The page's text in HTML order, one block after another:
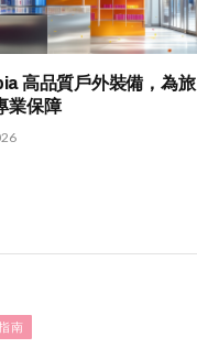
高品質戶外裝備，為旅
業保障
南